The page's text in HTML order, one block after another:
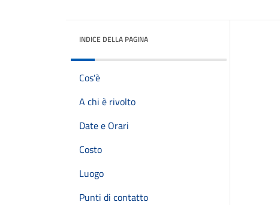
INDICE DELLA PAGINA
Cos'è
A chi è rivolto
Date e Orari
Costo
Luogo
Punti di contatto